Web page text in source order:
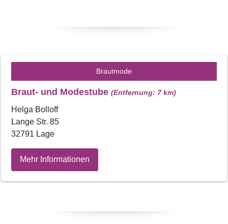
Brautmode
Braut- und Modestube (Entfernung: 7 km)
Helga Bolloff
Lange Str. 85
32791 Lage
Mehr Informationen